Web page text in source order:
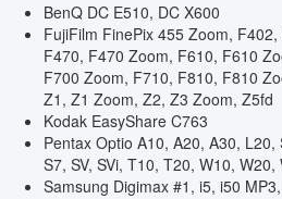
BenQ DC E510, DC X600
FujiFilm FinePix 455 Zoom,
F470, F470 Zoom, F610, F610
F700 Zoom, F710, F810, F810
Z1, Z1 Zoom, Z2, Z3 Zoom, Z5fd
Kodak EasyShare C763
Pentax Optio A10, A20, A30,
S7, SV, SVi, T10, T20, W10, W20,
Samsung Digimax #1, i5, i50